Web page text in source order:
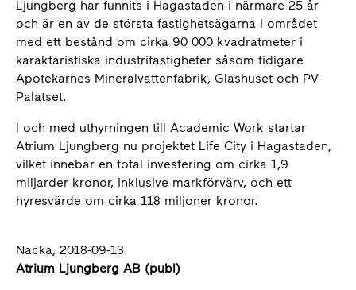
Ljungberg har funnits i Hagastaden i närmare 25 år
och är en av de största fastighetsägarna i området
med ett bestånd om cirka 90 000 kvadratmeter i
karaktäristiska industrifastigheter såsom tidigare
Apotekarnes Mineralvattenfabrik, Glashuset och PV-
Palatset.
I och med uthyrningen till Academic Work startar
Atrium Ljungberg nu projektet Life City i Hagastaden,
vilket innebär en total investering om cirka 1,9
miljarder kronor, inklusive markförvärv, och ett
hyresvärde om cirka 118 miljoner kronor.
Nacka, 2018-09-13
Atrium Ljungberg AB (publ)